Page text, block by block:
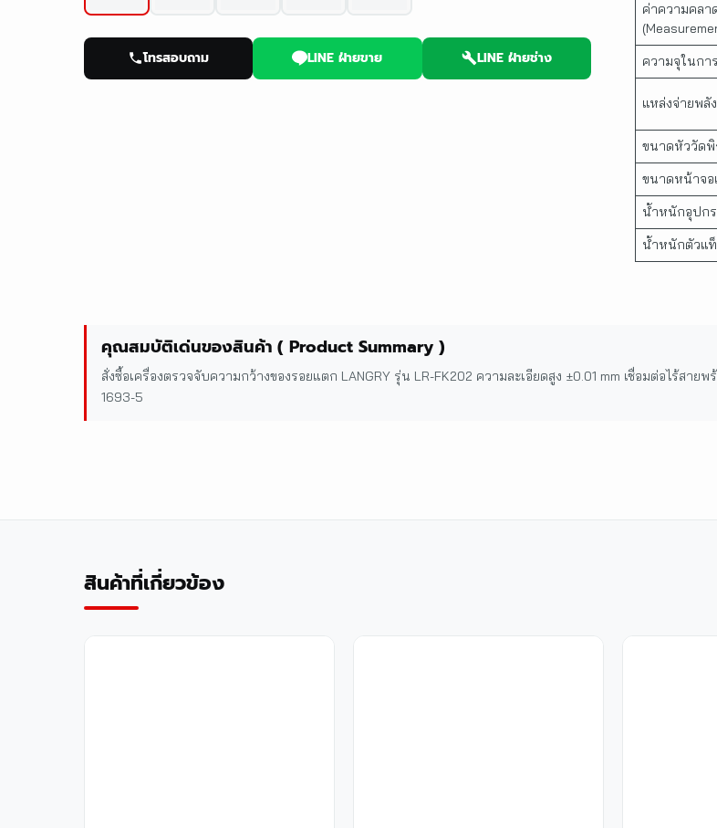
โทรสอบถาม LINE ฝ่ายขาย LINE ฝ่ายช่าง
ค่าความคลา
ความจุในกา
แหล่งจ่ายพลั
ขนาดหัววัดพิ
ขนาดหน้าจอ
น้ำหนักอุปกร
น้ำหนักตัวแท็
คุณสมบัติเด่นของสินค้า ( Product Summary )
สั่งซื้อเครื่องตรวจจับความกว้างของรอยแตก LANGRY รุ่น LR-FK202 ความละเอียดสูง ±0.01 mm เชื่อมต่อไร้ส
1693-5
สินค้าที่เกี่ยวข้อง